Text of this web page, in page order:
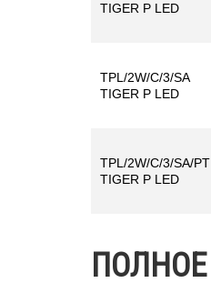
TIGER P LED
TPL/2W/C/3/SA
TIGER P LED
TPL/2W/C/3/SA/PT
TIGER P LED